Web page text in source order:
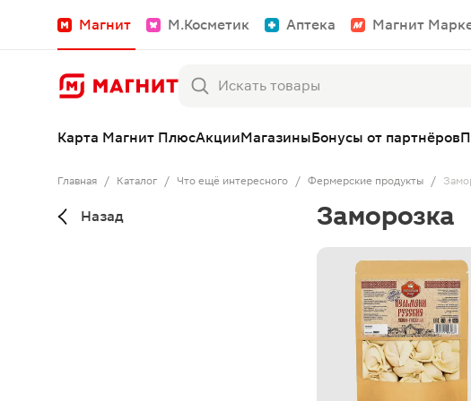
Магнит М.Косметик Аптека Магнит
Карта Магнит ПлюсАкцииМагазиныБонусы от партнёров
Главная / Каталог / Что ещё интересного / Фермерские продукты /
Назад Заморозка